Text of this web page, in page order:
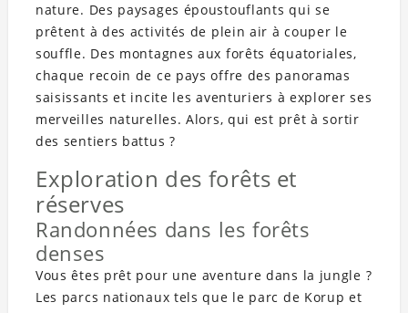
nature. Des paysages époustouflants qui se
prêtent à des activités de plein air à couper le
souffle. Des montagnes aux forêts équatoriales,
chaque recoin de ce pays offre des panoramas
saisissants et incite les aventuriers à explorer ses
merveilles naturelles. Alors, qui est prêt à sortir
des sentiers battus ?
Exploration des forêts et
réserves
Randonnées dans les forêts
denses
Vous êtes prêt pour une aventure dans la jungle ?
Les parcs nationaux tels que le parc de Korup et